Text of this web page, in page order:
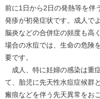
前に1日から2日の発熱等を伴
発疹が初発症状です。成人で
脳炎などの合併症の頻度も高
場合の水痘では、生命の危険
要です。
成人、特に妊婦の感染は重
て、胎児に先天性水痘症候群
瘢痕などを伴う先天異常をお